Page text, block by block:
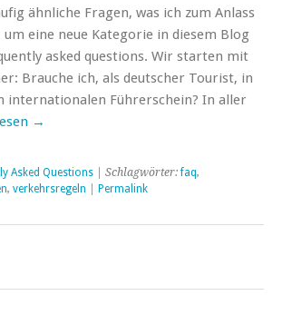
ähnliche Fragen, was ich zum Anlass
eine neue Kategorie in diesem Blog
asked questions. Wir starten mit
Brauche ich, als deutscher Tourist, in
internationalen Führerschein? In aller
→
Asked Questions | Schlagwörter:faq,
, verkehrsregeln Permalink